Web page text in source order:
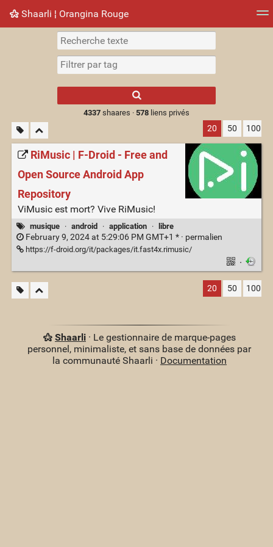
Shaarli ¦ Orangina Rouge
Nuage de tags Mur d'images
results.
4337shaares · 578liens privés
20 50 100
RiMusic | F-Droid - Free and
Open Source Android App
Repository
ViMusic est mort? Vive RiMusic!
musique · android · application · libre
February 9, 2024 at 5:29:06 PM GMT+1 * · permalien
https://f-droid.org/it/packages/it.fast4x.rimusic/
·
20 50 100
Shaarli· Le gestionnaire de marque-pages
personnel, minimaliste, et sans base de données par
la communauté Shaarli · Documentation